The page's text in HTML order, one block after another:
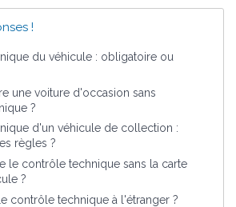
!
du véhicule : obligatoire ou
une voiture d'occasion sans
?
d'un véhicule de collection :
règles ?
le contrôle technique sans la carte
?
contrôle technique à l'étranger ?